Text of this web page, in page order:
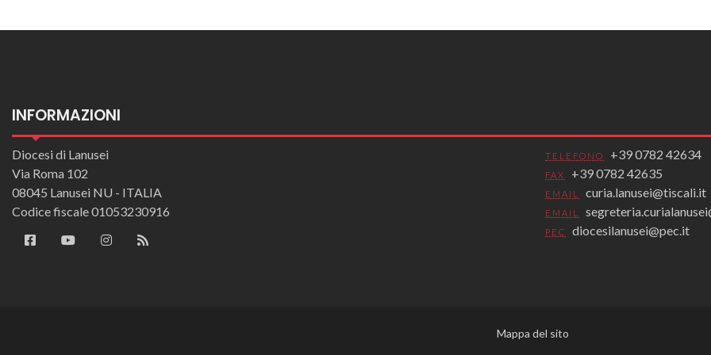
INFORMAZIONI
Diocesi di Lanusei
Via Roma 102
08045 Lanusei NU - ITALIA
Codice fiscale 01053230916
TELEFONO +39 0782 42634
FAX +39 0782 42635
EMAIL curia.lanusei@tiscali.it
EMAIL
PEC diocesilanusei@pec.it
Mappa del sito